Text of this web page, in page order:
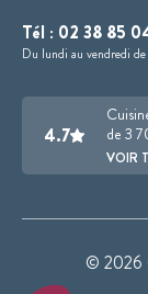
Tél : 02 38 85
Du lundi au vendredi
4.7
de 3
VOIR
© 2026